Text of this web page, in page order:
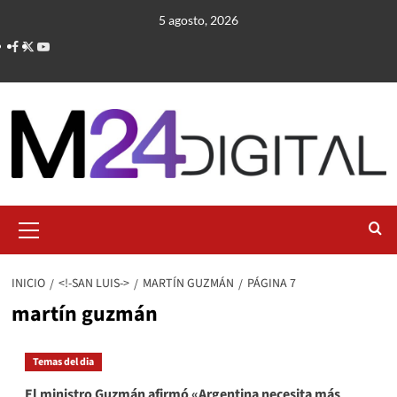
contenido
5 agosto, 2026
primario
INICIO <!-SAN LUIS-> MARTÍN GUZMÁN PÁGINA 7
martín guzmán
Temas del dia